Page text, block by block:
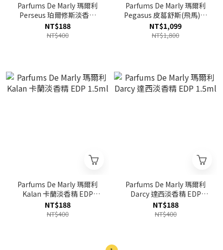
Parfums De Marly 瑪爾利
Perseus 珀爾修斯淡香精
EDP 1.5ml
NT$188
NT$400
Parfums De Marly 瑪爾利
Pegasus 皮葛舒斯(飛馬)淡
香精 EDP 10ml
NT$1,099
NT$1,800
Parfums De Marly 瑪爾利
Kalan 卡蘭淡香精 EDP
1.5ml
NT$188
NT$400
Parfums De Marly 瑪爾利
Darcy 達西淡香精 EDP
1.5ml
NT$188
NT$400